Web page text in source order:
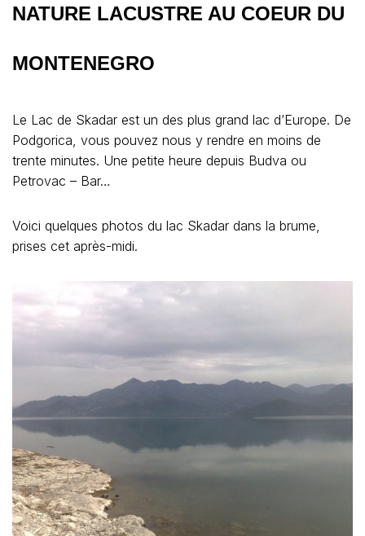
NATURE LACUSTRE AU COEUR DU
MONTENEGRO
Le Lac de Skadar est un des plus grand lac d’Europe. De
Podgorica, vous pouvez nous y rendre en moins de
trente minutes. Une petite heure depuis Budva ou
Petrovac – Bar…
Voici quelques photos du lac Skadar dans la brume,
prises cet après-midi.